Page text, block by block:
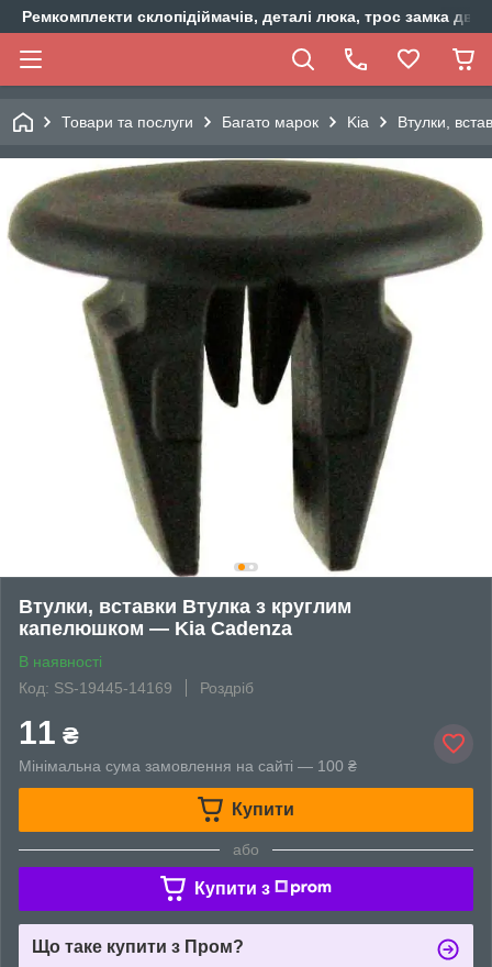
Ремкомплекти склопідіймачів, деталі люка, трос замка
Товари та послуги Багато марок Kia Втулки,
Втулки, вставки Втулка з круглим
капелюшком — Kia Cadenza
В наявності
Код: SS-19445-14169
Роздріб
11 ₴
Мінімальна сума замовлення на сайті — 100 ₴
Купити
або
Купити з
Що таке купити з Пром?